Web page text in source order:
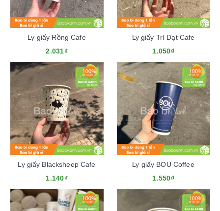
Ly giấy Rồng Cafe
2.031₫
Ly giấy Trí Đạt Cafe
1.050₫
Ly giấy Blacksheep Cafe
1.140₫
Ly giấy BOU Coffee
1.550₫